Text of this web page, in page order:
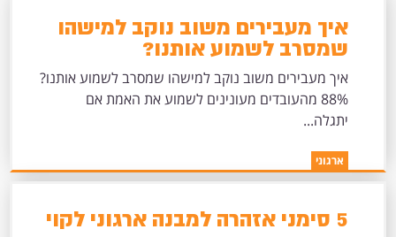
איך מעבירים משוב נוקב למישהו
שמסרב לשמוע אותנו?
איך מעבירים משוב נוקב למישהו שמסרב לשמוע אותנו?
88% מהעובדים מעונינים לשמוע את האמת אם
יתגלה...
ארגוני
5 סימני אזהרה למבנה ארגוני לקוי